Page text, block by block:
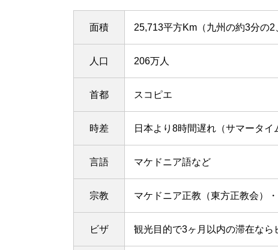
面積 25,713平方Km（九州の約3分の2
人口 206万人
首都 スコピエ
時差 日本より8時間遅れ（サマータイ
言語 マケドニア語など
宗教 マケドニア正教（東方正教会）
ビザ 観光目的で3ヶ月以内の滞在な